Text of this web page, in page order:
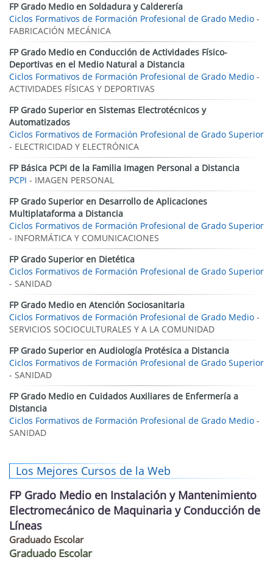
FP Grado Medio en Soldadura y Calderería
Ciclos Formativos de Formación Profesional de Grado Medio -
FABRICACIÓN MECÁNICA
FP Grado Medio en Conducción de Actividades Físico-
Deportivas en el Medio Natural a Distancia
Ciclos Formativos de Formación Profesional de Grado Medio -
ACTIVIDADES FÍSICAS Y DEPORTIVAS
FP Grado Superior en Sistemas Electrotécnicos y
Automatizados
Ciclos Formativos de Formación Profesional de Grado Superior
- ELECTRICIDAD Y ELECTRÓNICA
FP Básica PCPI de la Familia Imagen Personal a Distancia
PCPI - IMAGEN PERSONAL
FP Grado Superior en Desarrollo de Aplicaciones
Multiplataforma a Distancia
Ciclos Formativos de Formación Profesional de Grado Superior
- INFORMÁTICA Y COMUNICACIONES
FP Grado Superior en Dietética
Ciclos Formativos de Formación Profesional de Grado Superior
- SANIDAD
FP Grado Medio en Atención Sociosanitaria
Ciclos Formativos de Formación Profesional de Grado Medio -
SERVICIOS SOCIOCULTURALES Y A LA COMUNIDAD
FP Grado Superior en Audiología Protésica a Distancia
Ciclos Formativos de Formación Profesional de Grado Superior
- SANIDAD
FP Grado Medio en Cuidados Auxiliares de Enfermería a
Distancia
Ciclos Formativos de Formación Profesional de Grado Medio -
SANIDAD
Los Mejores Cursos de la Web
FP Grado Medio en Instalación y Mantenimiento
Electromecánico de Maquinaria y Conducción de
Líneas
Graduado Escolar
Graduado Escolar